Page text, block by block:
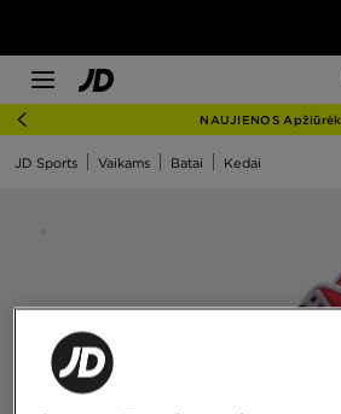
NAUJIENOS Apžiūrėk
JD Sports Vaikams Batai Kedai